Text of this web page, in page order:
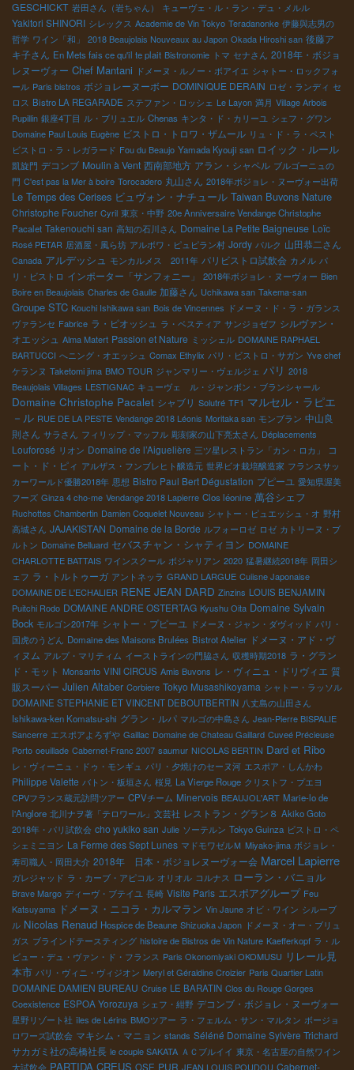
GESCHICKT 岩田さん（岩ちゃん） キューヴェ・ル・ラン・デュ・メルル
Yakitori SHINORI シレックス Academie de Vin Tokyo Teradanonke 伊藤與志男の
哲学 ワイン「和」 2018 Beaujolais Nouveaux au Japon Okada Hiroshi san 後藤ア
キ子さん En Mets fais ce qu'il te plait Bistronomie トマ セナさん 2018年・ボジョ
レヌーヴォー Chef Mantani ドメーヌ・ルノー・ボアイエ シャトー・ロックフォ
ール Paris bistros ボジョレーヌーボー DOMINIQUE DERAIN ロゼ・ランディ セ
ロス Bistro LA REGARADE ステファン・ロッシェ Le Layon 満月 Village Arbois
Pupillin 銀座4丁目 ル・ブリュエル Chenas キンタ・ド・カリーユ シェフ・グワン
Domaine Paul Louis Eugène ビストロ・トロワ・ザムール リュ・ド・ラ・ペスト
ビストロ・ラ・レガラード Fou du Beaujo Yamada Kyouji san ロイック・ルール
凱旋門 デコンブ Moulin à Vent 西南部地方 アラン・シャペル ブルゴーニュの
門 C'est pas la Mer à boire Torocadero 丸山さん 2018年ボジョレ・ヌーヴォー出荷
Le Temps des Cerises ビュヴォン・ナチュール Taiwan Buvons Nature
Christophe Foucher Cyril 東京・中野 20e Anniversaire Vendange Christophe
Pacalet Takenouchi san 高知の石川さん Domaine La Petite Baigneuse Loïc
Rosé PETAR 居酒屋・風ら坊 アルボワ・ピュピラン村 Jordy パルク 山田恭二さん
Canada アルデッシュ モンカルメス 2011年 パリビストロ試飲会 カメル パ
リ・ビストロ インポーター「サンフォニー」 2018年ボジョレ・ヌーヴォー Bien
Boire en Beaujolais Charles de Gaulle 加藤さん Uchikawa san Takema-san
Groupe STC Kouchi Ishikawa san Bois de Vincennes ドメーヌ・ド・ラ・ガランス
ヴァランセ Fabrice ラ・ピオッシュ ラ・ベスティア サンジョゼフ シルヴァン・
オエッシュ Alma Matert Passion et Nature ミッシェル DOMAINE RAPHAEL
BARTUCCI へニング・オエッシュ Comax Ethylix パリ・ビストロ・サガン Yve chef
ケランヌ Taketomi jima BMO TOUR ジャンマリー・ヴェルジェ パリ 2018
Beaujolais Villages LESTIGNAC キューヴェ ル・ジャンボン・ブランシャール
Domaine Christophe Pacalet シャブリ Solutré TF1 マルセル・ラピエ
－ル RUE DE LA PESTE Vendange 2018 Léonis Moritaka san モンブラン 中山良
則さん サラさん フィリップ・マッフル 彫刻家の山下亮太さん Déplacements
Louforosé リオン Domaine de l’Aiguelière 三ツ星レストラン「カン・ロカ」
コ
ート・ド・ピィ アルザス・フンブレヒト醸造元 世界ビオ栽培醸造家 フランスサッ
カーワールド優勝2018年 思想 Bistro Paul Bert Dégustation プピーユ 愛知県渥美
フーズ Ginza 4 cho-me Vendange 2018 Lapierre Clos léonine 萬谷シェフ
Ruchottes Chambertin Damien Coquelet Nouveau シャトー・ピュエッシュ・オ 野村
高城さん JAJAKISTAN Domaine de la Borde ルフォーロゼ ロゼ カトリーヌ・ブ
ルトン Domaine Belluard セバスチャン・シャティヨン DOMAINE
CHARLOTTE BATTAIS ワインスクール ボジャリアン 2020 猛暑継続2018年 岡田シ
ェフ ラ・トルトゥーガ アントネッラ GRAND LARGUE Cuiisne Japonaise
DOMAINE DE L'ECHALIER RENE JEAN DARD Zinzins LOUIS BENJAMIN
Puitchi Rodo DOMAINE ANDRE OSTERTAG Kyushu Oita Domaine Sylvain
Bock モルゴン2017年 シャトー・プピーユ ドメーヌ・ジャン・ダヴィッド パリ・
国虎のうどん Domaine des Maisons Brulées Bistrot Atelier ドメーヌ・アド・ヴ
ィヌム アルプ・マリティム イーストラインの門脇さん 収穫時期2018 ラ・グラン
ド・モット Monsanto VINI CIRCUS Amis Buvons レ・ヴィニュ・ドリヴィエ 質
販スーパー Julien Altaber Corbiere Tokyo Musashikoyama シャトー・ラッソル
DOMAINE STEPHANIE ET VINCENT DEBOUTBERTIN 八丈島の山田さん
Ishikawa-ken Komatsu-shi グラン・ルパ マルゴの中島さん Jean-Pierre BISPALIE
Sancerre エスポアよろずや Gaillac Domaine de Chateau Gaillard Cuveé Précieuse
Porto oeuillade Cabernet-Franc 2007 saumur NICOLAS BERTIN Dard et Ribo
レ・ヴィーニュ・ドゥ・モンギュ パリ・夕焼けのセーヌ河 エスポア・しんかわ
Philippe Valette バトン・板垣さん 桜見 La Vierge Rouge クリストフ・プエヨ
CPVフランス蔵元訪問ツアー CPVチーム Minervois BEAUJOL'ART Marie-lo de
l'Anglore 北川ナヲ著「テロワール」文芸社 レストラン・グラン８ Akiko Goto
2018年・パリ試飲会 cho yukiko san Julie ソーテルン Tokyo Guinza ビストロ・ペ
シェミニヨン La Ferme des Sept Lunes マドモワゼルＭ Miyako-jima ボジョレ・
寿司職人・岡田大介 2018年 日本・ボジョレヌーヴォー会 Marcel Lapierre
ガレジャッド ラ・カーブ・アピコル オリオル コルナス ローラン・バニョル
Brave Margo ディーヴ・ブテイユ 長崎 Visite Paris エスポアグループ Feu
Katsuyama ドメーヌ・ニコラ・カルマラン Vin Jaune オビ・ワイン シルーブ
ル Nicolas Renaud Hospice de Beaune Shizuoka Japon ドメーヌ・オー・ブリュ
ガス ブラインドテースティング histoire de Bistros de Vin Nature Kaefferkopf ラ・ル
ビュー・デュ・ヴァン・ド・フランス Paris Okonomiyaki OKOMUSU リレール見
本市 パリ・ヴィニ・ヴィジオン Meryl et Géraldine Croizier Paris Quartier Latin
DOMAINE DAMIEN BUREAU Cruise LE BARATIN Clos du Rouge Gorges
Coexistence ESPOA Yorozuya シェフ・紺野 デコンブ・ボジョレ・ヌーヴォー
星野リゾート社 îles de Lérins BMOツアー ラ・フェルム・サン・マルタン ボージョ
ロワーズ試飲会 マキシム・マニョン stands Séléné Domaine Sylvère Trichard
サカガミ社の高橋社長 le couple SAKATA ＡＣブルイイ 東京・名古屋の自然ワイン
大試飲会 PARTIDA CREUS OSE PUR JEAN LOUIS POUDOU Cabernet-